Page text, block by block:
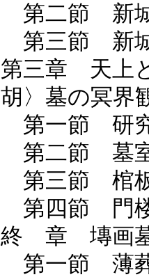
第二節 新
第三節 新
第三章 天上
胡〉墓の冥界
第一節 研
第二節 墓
第三節 棺
第四節 門
終 章 塼画墓
第一節 薄葬